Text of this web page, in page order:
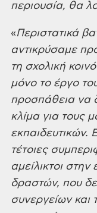
περιουσία, θα
«Περιστατικά
αντικρύσαμε
τη σχολική
μόνο το έργο
προσπάθεια να
κλίμα για τους
εκπαιδευτικών.
τέτοιες
αμείλικτοι
δραστών, που
συνεργείων